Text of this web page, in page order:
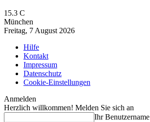
15.3 C
München
Freitag, 7 August 2026
Hilfe
Kontakt
Impressum
Datenschutz
Cookie-Einstellungen
Anmelden
Herzlich willkommen! Melden Sie sich an
Ihr Benutzername